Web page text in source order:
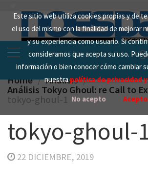
Este sitio web utiliza cookies propias y de
el uso del mismo con la finalidad de mejorar
y su experiencia como usuario. Si
consideramos que acepta su uso.
información o bien conocer cómo cambiar
nuestrapolítica de privacidad
No acepto Acepto
content
Home Analisis
Análisis Tokyo Ghoul: re Call to
tokyo-ghoul-1
tokyo-ghoul-
22 DICIEMBRE, 2019